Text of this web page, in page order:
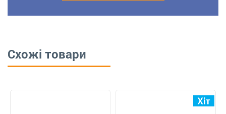
Схожі товари